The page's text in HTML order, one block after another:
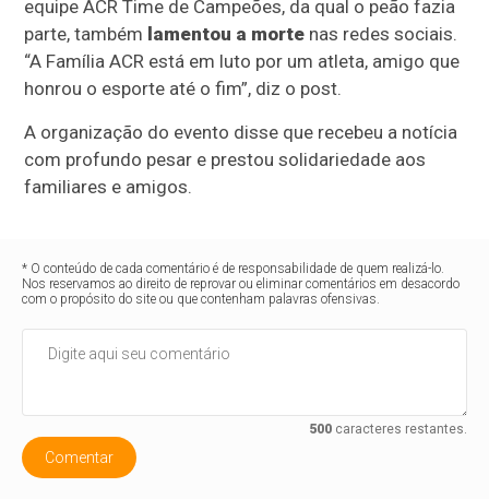
equipe ACR Time de Campeões, da qual o peão fazia
parte, também lamentou a morte nas redes sociais.
“A Família ACR está em luto por um atleta, amigo que
honrou o esporte até o fim”, diz o post.
A organização do evento disse que recebeu a notícia
com profundo pesar e prestou solidariedade aos
familiares e amigos.
* O conteúdo de cada comentário é de responsabilidade de quem realizá-lo.
Nos reservamos ao direito de reprovar ou eliminar comentários em desacordo
com o propósito do site ou que contenham palavras ofensivas.
500caracteres restantes.
Comentar